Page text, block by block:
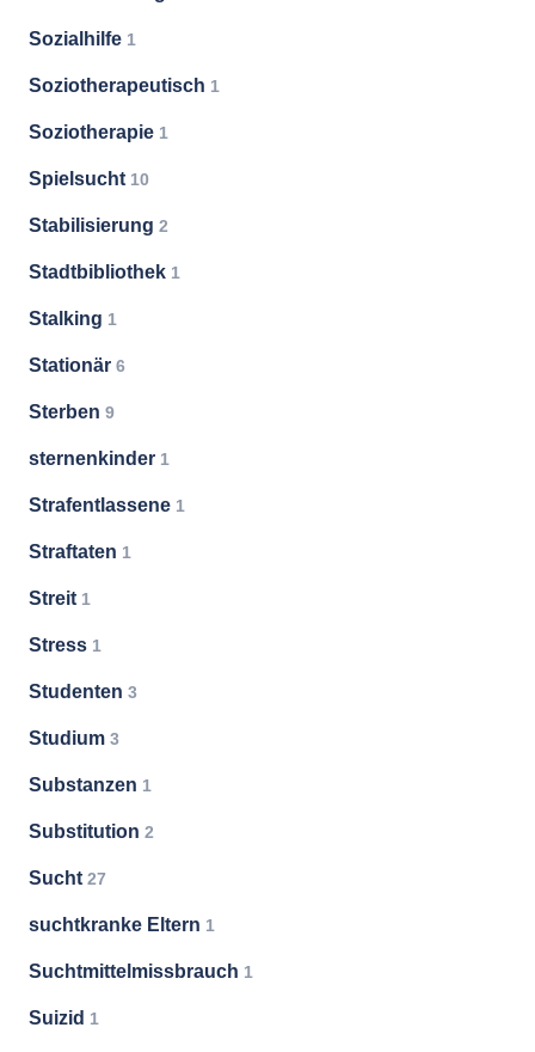
Sozialhilfe 1
Soziotherapeutisch 1
Soziotherapie 1
Spielsucht 10
Stabilisierung 2
Stadtbibliothek 1
Stalking 1
Stationär 6
Sterben 9
sternenkinder 1
Strafentlassene 1
Straftaten 1
Streit 1
Stress 1
Studenten 3
Studium 3
Substanzen 1
Substitution 2
Sucht 27
suchtkranke Eltern 1
Suchtmittelmissbrauch 1
Suizid 1